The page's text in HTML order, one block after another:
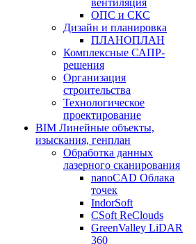
вентиляция
ОПС и СКС
Дизайн и планировка
ПЛАНОПЛАН
Комплексные САПР-
решения
Организация
строительства
Технологическое
проектирование
BIM Линейные объекты,
изыскания, генплан
Обработка данных
лазерного сканирования
nanoCAD Облака
точек
IndorSoft
CSoft ReClouds
GreenValley LiDAR
360